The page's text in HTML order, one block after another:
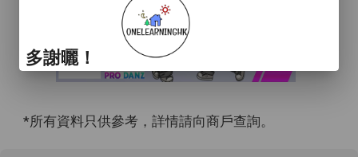
*所有資料只供參考，詳情請向商戶查詢。
多謝曬！